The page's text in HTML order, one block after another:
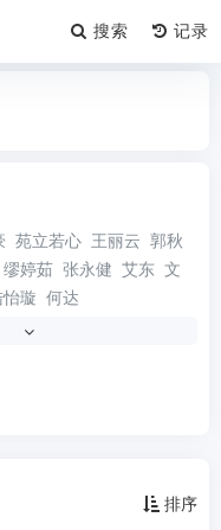
搜索
苑立若心 王丽云 郭秋
缪婷茹 张永健 艾东 文
璇 何达
排序